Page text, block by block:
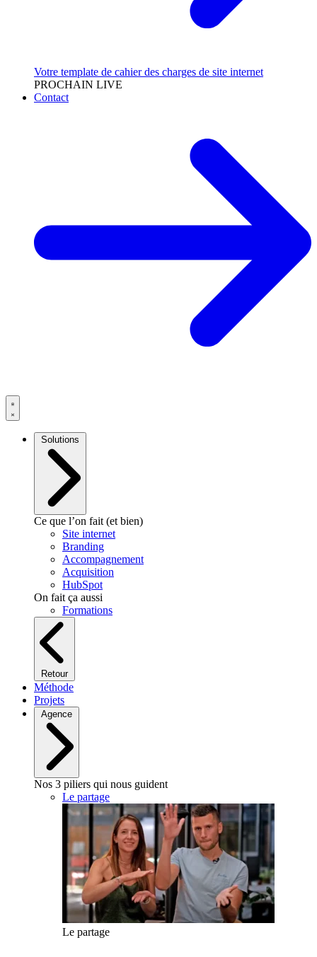
Votre template de cahier des charges de site internet
PROCHAIN LIVE
Contact
Solutions
Ce que l’on fait (et bien)
Site internet
Branding
Accompagnement
Acquisition
HubSpot
On fait ça aussi
Formations
Retour
Méthode
Projets
Agence
Nos 3 piliers qui nous guident
Le partage
Le partage